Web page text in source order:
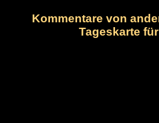
Kommentare von
Tageskarte